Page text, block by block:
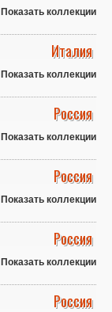
Показать коллекции
Италия
Показать коллекции
Россия
Показать коллекции
Россия
Показать коллекции
Россия
Показать коллекции
Россия